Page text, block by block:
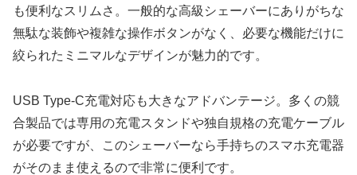
も便利なスリムさ。一般的な高級シェーバーにありがちな
無駄な装飾や複雑な操作ボタンがなく、必要な機能だけに
絞られたミニマルなデザインが魅力的です。
USB Type-C充電対応も大きなアドバンテージ。多くの競
合製品では専用の充電スタンドや独自規格の充電ケーブル
が必要ですが、このシェーバーなら手持ちのスマホ充電器
がそのまま使えるので非常に便利です。